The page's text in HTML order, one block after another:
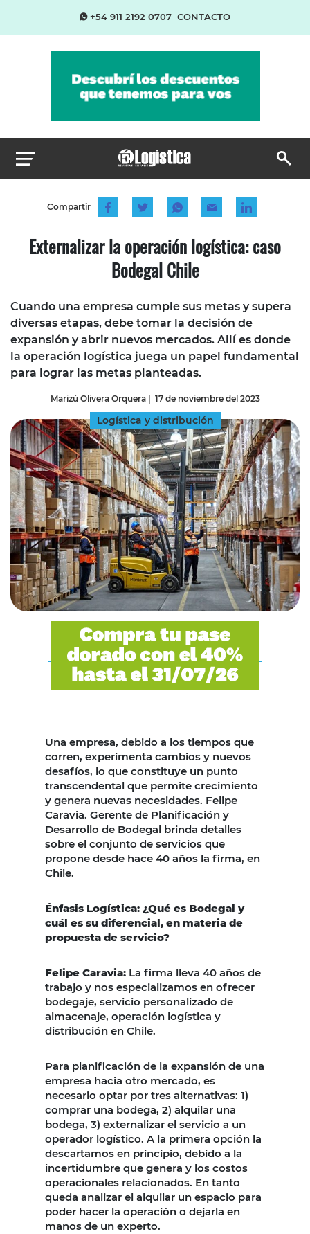
+54 911 2192 0707 CONTACTO
Compartir
Externalizar la operación logística: caso
Bodegal Chile
Cuando una empresa cumple sus metas y supera
diversas etapas, debe tomar la decisión de
expansión y abrir nuevos mercados. Allí es donde
la operación logística juega un papel fundamental
para lograr las metas planteadas.
Marizú Olivera Orquera| 17 de noviembre del 2023
Logística y distribución
Una empresa, debido a los tiempos que
corren, experimenta cambios y nuevos
desafíos, lo que constituye un punto
transcendental que permite crecimiento
y genera nuevas necesidades. Felipe
Caravia. Gerente de Planificación y
Desarrollo de Bodegal brinda detalles
sobre el conjunto de servicios que
propone desde hace 40 años la firma, en
Chile.
Énfasis Logística: ¿Qué es Bodegal y
cuál es su diferencial, en materia de
propuesta de servicio?
Felipe Caravia: La firma lleva 40 años de
trabajo y nos especializamos en ofrecer
bodegaje, servicio personalizado de
almacenaje, operación logística y
distribución en Chile.
Para planificación de la expansión de una
empresa hacia otro mercado, es
necesario optar por tres alternativas: 1)
comprar una bodega, 2) alquilar una
bodega, 3) externalizar el servicio a un
operador logístico. A la primera opción la
descartamos en principio, debido a la
incertidumbre que genera y los costos
operacionales relacionados. En tanto
queda analizar el alquilar un espacio para
poder hacer la operación o dejarla en
manos de un experto.